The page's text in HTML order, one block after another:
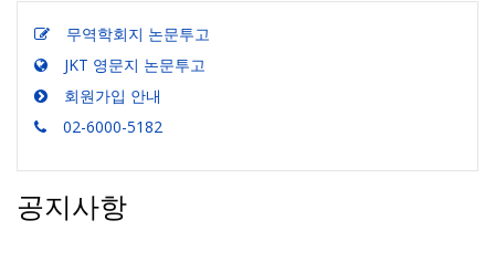
무역학회지 논문투고
JKT 영문지 논문투고
회원가입 안내
02-6000-5182
공지사항